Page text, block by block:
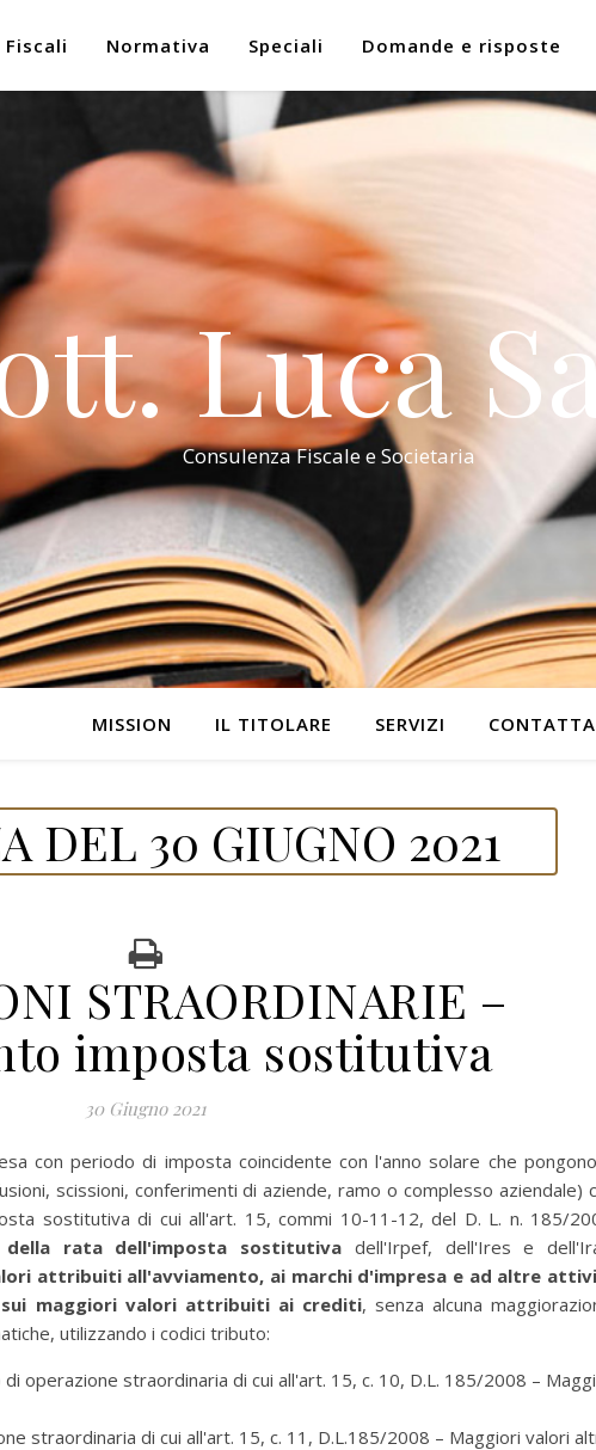
Normativa Speciali Domande e risposte
Luca
Consulenza Fiscale e Societaria
MISSION IL TITOLARE SERVIZI
DEL 30 GIUGNO 2021
STRAORDINARIE –
imposta sostitutiva
30 Giugno 2021
con periodo di imposta coincidente con l'anno solare che
scissioni, conferimenti di aziende, ramo o complesso aziendale)
sostitutiva di cui all'art. 15, commi 10-11-12, del D. L. n. 185/
della rata dell'imposta sostitutiva dell'Irpef, dell'Ires e
attribuiti all'avviamento, ai marchi d'impresa e ad altre
sui maggiori valori attribuiti ai crediti, senza alcuna
utilizzando i codici tributo:
operazione straordinaria di cui all'art. 15, c. 10, D.L. 185/2008 –
straordinaria di cui all'art. 15, c. 11, D.L.185/2008 – Maggiori valori